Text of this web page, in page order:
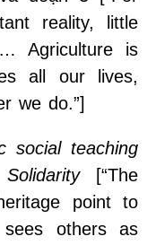
reality, little
Agriculture is
all our lives,
we do.”]
social teaching
[“The
point to
others as